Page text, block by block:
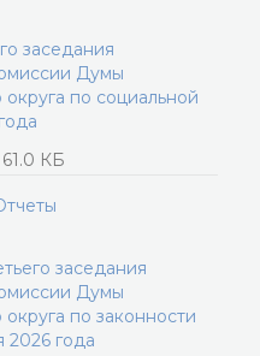
заседания
Думы
по социальной
61.0 КБ
заседания
Думы
по законности
2026 года